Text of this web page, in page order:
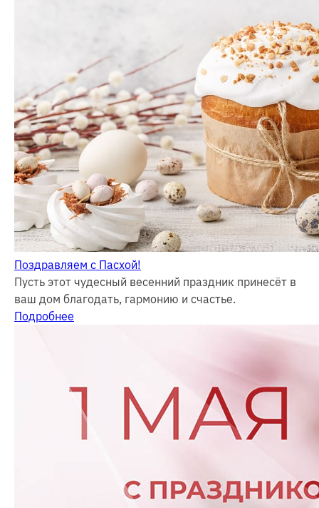
Поздравляем с Пасхой!
Пусть этот чудесный весенний праздник принесёт в
ваш дом благодать, гармонию и счастье.
Подробнее